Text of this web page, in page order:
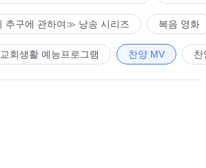
구에 관하여≫ 낭송 시리즈 복음 영화
교회생활 예능프로그램 찬양 MV 찬